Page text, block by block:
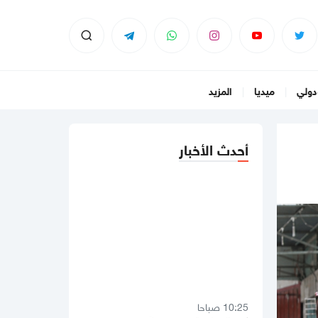
ميديا المزيد
أحدث الأخبار
اغتيال الشهيد عز الدين الحداد